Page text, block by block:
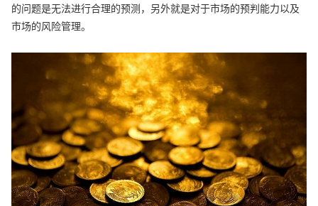
的问题是无法进行合理的预测，另外就是对于市场的预判能力以及
市场的风险管理。